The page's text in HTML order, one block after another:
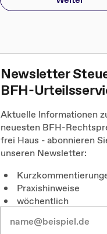
Newsletter
BFH-
Aktuelle Informationen
neuesten BFH-
frei Haus - abonnieren
unseren Newsletter:
Praxishinweise
wöchentlich